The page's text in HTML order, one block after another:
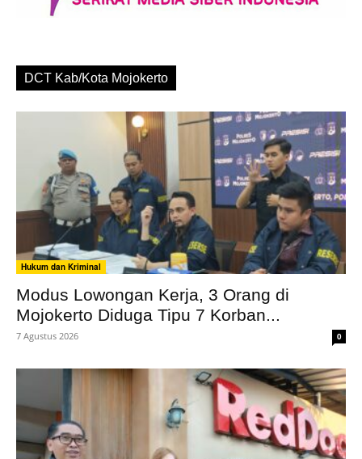
DCT Kab/Kota Mojokerto
Hukum dan Kriminal
Modus Lowongan Kerja, 3 Orang di
Mojokerto Diduga Tipu 7 Korban...
7 Agustus 2026 0